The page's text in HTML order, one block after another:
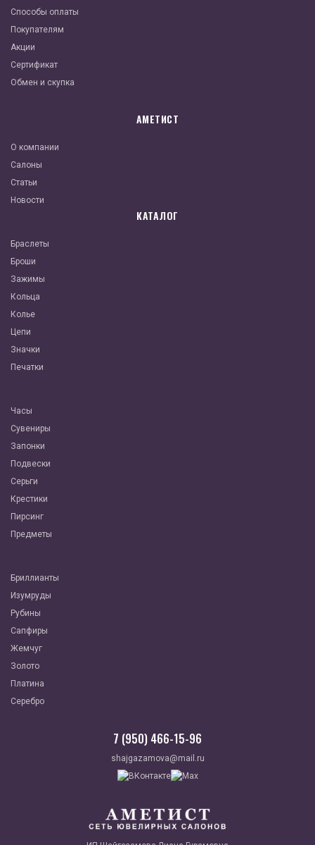
Способы оплаты
Покупателям
Акции
Сертификат
Обмен и скупка
АМЕТИСТ
О компании
Салоны
Статьи
Новости
КАТАЛОГ
Браслеты
Броши
Зажимы
Кольца
Колье
Цепи
Значки
Печатки
Часы
Сувениры
Запонки
Подвески
Серьги
Крестики
Пирсинг
Предметы
Бриллианты
Изумруды
Рубины
Сапфиры
Жемчуг
Золото
Платина
Серебро
7 (950) 466-15-96
shajgazamova@mail.ru